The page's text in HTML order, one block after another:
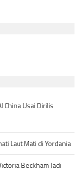
China Usai Dirilis
Laut Mati di Yordania
Beckham Jadi